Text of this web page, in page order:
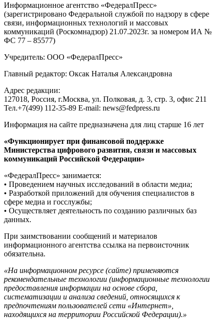
Информационное агентство «ФедералПресс»
(зарегистрировано Федеральной службой по надзору в сфере
связи, информационных технологий и массовых
коммуникаций (Роскомнадзор) 21.07.2023г. за номером ИА №
ФС 77 – 85577)
Учредитель: ООО «ФедералПресс»
Главный редактор: Оксак Наталья Александровна
Адрес редакции:
127018, Россия, г.Москва, ул. Полковая, д. 3, стр. 3, офис 211
Тел.+7(499) 112-35-89 E-mail: news@fedpress.ru
Информация на сайте предназначена для лиц старше 16 лет
«Функционирует при финансовой поддержке
Министерства цифрового развития, связи и массовых
коммуникаций Российской Федерации»
«ФедералПресс» занимается:
• Проведением научных исследований в области медиа;
• Разработкой приложений для обучения специалистов в
сфере медиа и госслужбы;
• Осуществляет деятельность по созданию различных баз
данных.
При заимствовании сообщений и материалов
информационного агентства ссылка на первоисточник
обязательна.
«На информационном ресурсе (сайте) применяются
рекомендательные технологии (информационные технологии
предоставления информации на основе сбора,
систематизации и анализа сведений, относящихся к
предпочтениям пользователей сети «Интернет»,
находящихся на территории Российской Федерации).»